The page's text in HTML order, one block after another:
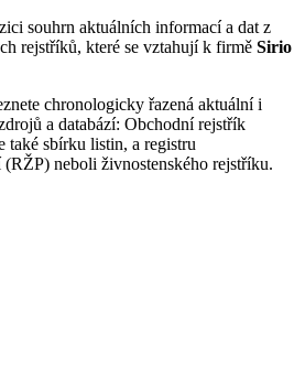
souhrn aktuálních informací a dat z
rejstříků, které se vztahují k firmě Sirio
chronologicky řazená aktuální i
a databází: Obchodní rejstřík
také sbírku listin, a registru
neboli živnostenského rejstříku.